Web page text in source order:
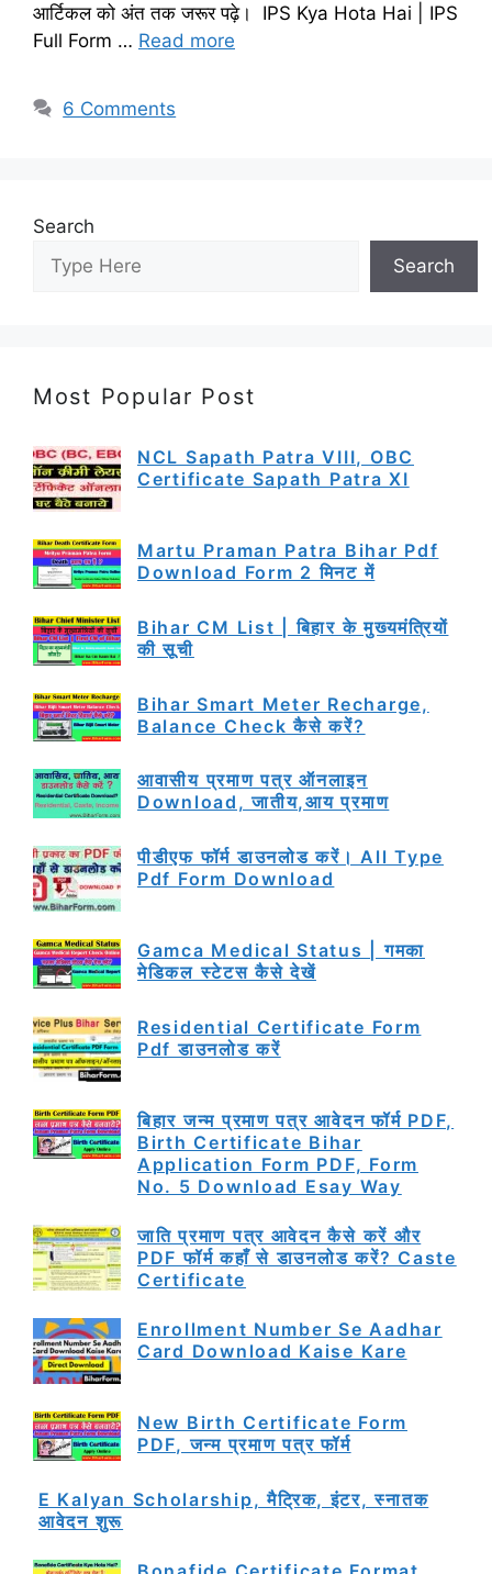
आर्टिकल को अंत तक जरूर पढ़े। IPS Kya Hota Hai | IPS
Full Form … Read more
6 Comments
Search
Search
Most Popular Post
NCL Sapath Patra VIII, OBC
Certificate Sapath Patra XI
Martu Praman Patra Bihar Pdf
Download Form 2 मिनट में
Bihar CM List | बिहार के मुख्यमंत्रियों
की सूची
Bihar Smart Meter Recharge,
Balance Check कैसे करें?
आवासीय प्रमाण पत्र ऑनलाइन
Download, जातीय,आय प्रमाण
पीडीएफ फॉर्म डाउनलोड करें। All Type
Pdf Form Download
Gamca Medical Status | गमका
मेडिकल स्टेटस कैसे देखें
Residential Certificate Form
Pdf डाउनलोड करें
बिहार जन्म प्रमाण पत्र आवेदन फॉर्म PDF,
Birth Certificate Bihar
Application Form PDF, Form
No. 5 Download Esay Way
जाति प्रमाण पत्र आवेदन कैसे करें और
PDF फॉर्म कहाँ से डाउनलोड करें? Caste
Certificate
Enrollment Number Se Aadhar
Card Download Kaise Kare
New Birth Certificate Form
PDF, जन्म प्रमाण पत्र फॉर्म
E Kalyan Scholarship, मैट्रिक, इंटर, स्नातक
आवेदन शुरू